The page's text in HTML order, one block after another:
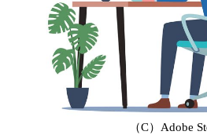
（C）Adobe